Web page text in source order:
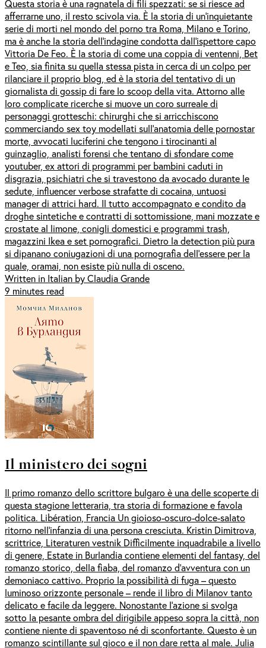
Questa storia è una ragnatela di fili spezzati: se si riesce ad
afferrarne uno, il resto scivola via. È la storia di un'inquietante
serie di morti nel mondo del porno tra Roma, Milano e Torino,
ma è anche la storia dell'indagine condotta dall'ispettore capo
Vittoria De Feo. È la storia di come una coppia di ventenni, Bet
e Teo, sia finita su quella stessa pista in cerca di un colpo per
rilanciare il proprio blog, ed è la storia del tentativo di un
giornalista di gossip di fare lo scoop della vita. Attorno alle
loro complicate ricerche si muove un coro surreale di
personaggi grotteschi: chirurghi che si arricchiscono
commerciando sex toy modellati sull'anatomia delle pornostar
morte, avvocati luciferini che tengono i tirocinanti al
guinzaglio, analisti forensi che tentano di sfondare come
youtuber, ex attori di programmi per bambini caduti in
disgrazia, psichiatri che si travestono da avocado durante le
sedute, influencer verbose strafatte di cocaina, untuosi
manager di attrici hard. Il tutto accompagnato e condito da
droghe sintetiche e contratti di sottomissione, mani mozzate e
crostate al limone, conigli domestici e programmi trash,
magazzini Ikea e set pornografici. Dietro la detection più pura
si dipanano coniugazioni di una pornografia dell’essere per la
quale, oramai, non esiste più nulla di osceno.
Written in Italian by Claudia Grande
9 minutes read
Il ministero dei sogni
Il primo romanzo dello scrittore bulgaro è una delle scoperte di
questa stagione letteraria, tra storia di formazione e favola
politica. Libération, Francia Un gioioso-oscuro-dolce-salato
ritorno nell’infanzia di una persona cresciuta. Kristin Dimitrova,
scrittrice, Literaturen vestnik Difficilmente inquadrabile a livello
di genere, Estate in Burlandia contiene elementi del fantasy, del
romanzo storico, della fiaba, del romanzo d'avventura con un
demoniaco cattivo. Proprio la possibilità di fuga – questo
luminoso orizzonte personale – rende il libro di Milanov tanto
delicato e facile da leggere. Nonostante l’azione si svolga
sotto la pesante ombra del dirigibile appeso sopra la città, non
contiene niente di spaventoso né di sconfortante. Questo è un
romanzo scintillante sul gioco e il non dare retta al male. Julia